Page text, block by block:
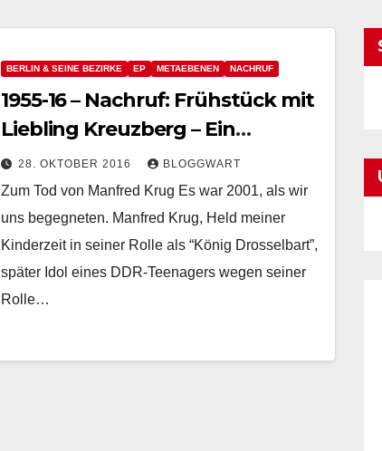
BERLIN & SEINE BEZIRKE EP METAEBENEN NACHRUF
1955-16 – Nachruf: Frühstück mit
Liebling Kreuzberg – Ein
gelungener #Nachruf von Grit
Maroske
28. OKTOBER 2016 BLOGGWART
Zum Tod von Manfred Krug Es war 2001, als wir
uns begegneten. Manfred Krug, Held meiner
Kinderzeit in seiner Rolle als “König Drosselbart”,
später Idol eines DDR-Teenagers wegen seiner
Rolle…